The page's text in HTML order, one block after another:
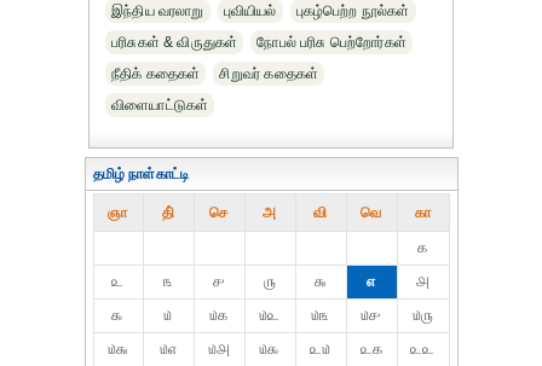
இந்திய வரலாறு
புவியியல்
புகழ்பெற்ற நூல்கள்
பரிசுகள் & விருதுகள்
நோபல் பரிசு‎ பெற்றோர்‎கள்
நீதிக் கதைகள்
சிறுவர் கதைகள்
விளையாட்டுகள்
தமிழ் நாள்காட்டி
ஞா தி் செ அ வி வெ கா
௧
௨
௩ ௪ ௫ ௬ ௭
௮
௯
௰ ௰௧ ௰௨ ௰௩ ௰௪
௰௫
௰௬
௰௭ ௰௮ ௰௯ ௨௰ ௨௧
௨௨